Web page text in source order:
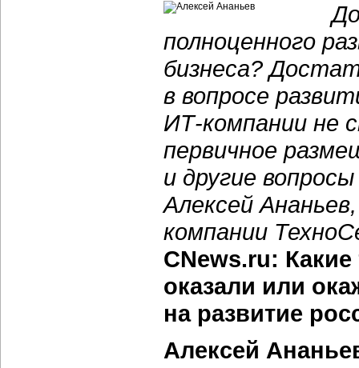
полноценного
бизнеса?
в вопросе
ИТ-компании не
первичное
и другие
Алексей
компании
CNews.ru:
оказали или
на развитие
Алексей